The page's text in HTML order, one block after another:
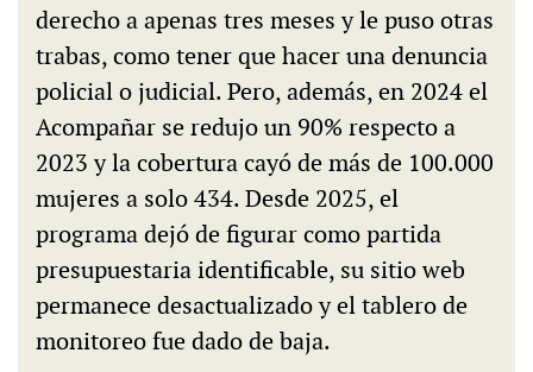
derecho a apenas tres meses y le puso otras
trabas, como tener que hacer una denuncia
policial o judicial. Pero, además, en 2024 el
Acompañar se redujo un 90% respecto a
2023 y la cobertura cayó de más de 100.000
mujeres a solo 434. Desde 2025, el
programa dejó de figurar como partida
presupuestaria identificable, su sitio web
permanece desactualizado y el tablero de
monitoreo fue dado de baja.